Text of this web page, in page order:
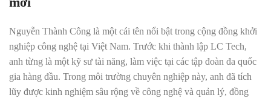
Nguyễn Thành Công là một cái tên nổi bật trong cộng đồng khởi
nghiệp công nghệ tại Việt Nam. Trước khi thành lập LC Tech,
anh từng là một kỹ sư tài năng, làm việc tại các tập đoàn đa quốc
gia hàng đầu. Trong môi trường chuyên nghiệp này, anh đã tích
lũy được kinh nghiệm sâu rộng về công nghệ và quản lý, đồng